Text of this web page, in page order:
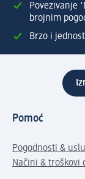
Povezivanje
brojnim
Brzo i
Pomoć
Pogodnosti &
Načini & troškovi